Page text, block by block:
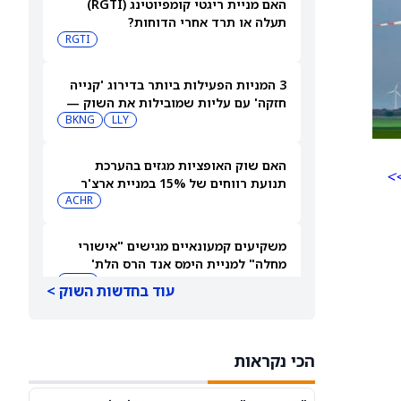
האם מניית ריגטי קומפיוטינג (RGTI)
תעלה או תרד אחרי הדוחות?
RGTI
3 המניות הפעילות ביותר בדירוג 'קנייה
חזקה' עם עליות שמובילות את השוק —
LLY
BKNG
האם שוק האופציות מגזים בהערכת
תנועת רווחים של 15% במניית ארצ'ר
ACHR
משקיעים קמעונאיים מגישים "אישורי
מחלה" למניית הימס אנד הרס הלת'
עוד בחדשות השוק >
הכי נקראות